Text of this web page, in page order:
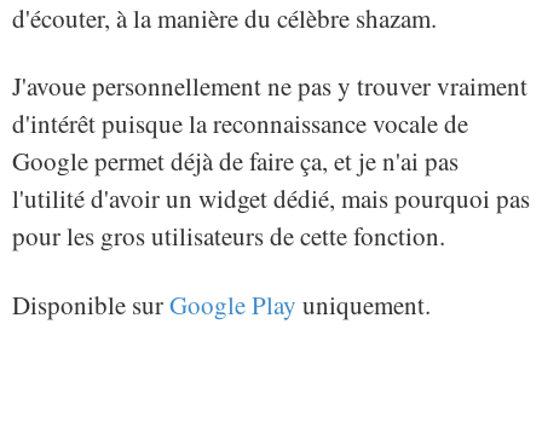
d'écouter, à la manière du célèbre shazam.
J'avoue personnellement ne pas y trouver vraiment
d'intérêt puisque la reconnaissance vocale de
Google permet déjà de faire ça, et je n'ai pas
l'utilité d'avoir un widget dédié, mais pourquoi pas
pour les gros utilisateurs de cette fonction.
Disponible surGoogle Play uniquement.